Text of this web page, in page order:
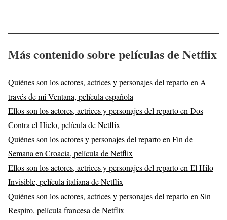
Más contenido sobre películas de Netflix
Quiénes son los actores, actrices y personajes del reparto en A
través de mi Ventana, película española
Ellos son los actores, actrices y personajes del reparto en Dos
Contra el Hielo, película de Netflix
Quiénes son los actores y personajes del reparto en Fin de
Semana en Croacia, película de Netflix
Ellos son los actores, actrices y personajes del reparto en El Hilo
Invisible, película italiana de Netflix
Quiénes son los actores, actrices y personajes del reparto en Sin
Respiro, película francesa de Netflix